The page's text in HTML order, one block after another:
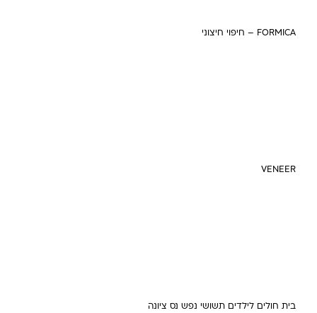
FORMICA – חיפוי חיצוני
VENEER
בית חולים לילדים תשושי נפש נס ציונה